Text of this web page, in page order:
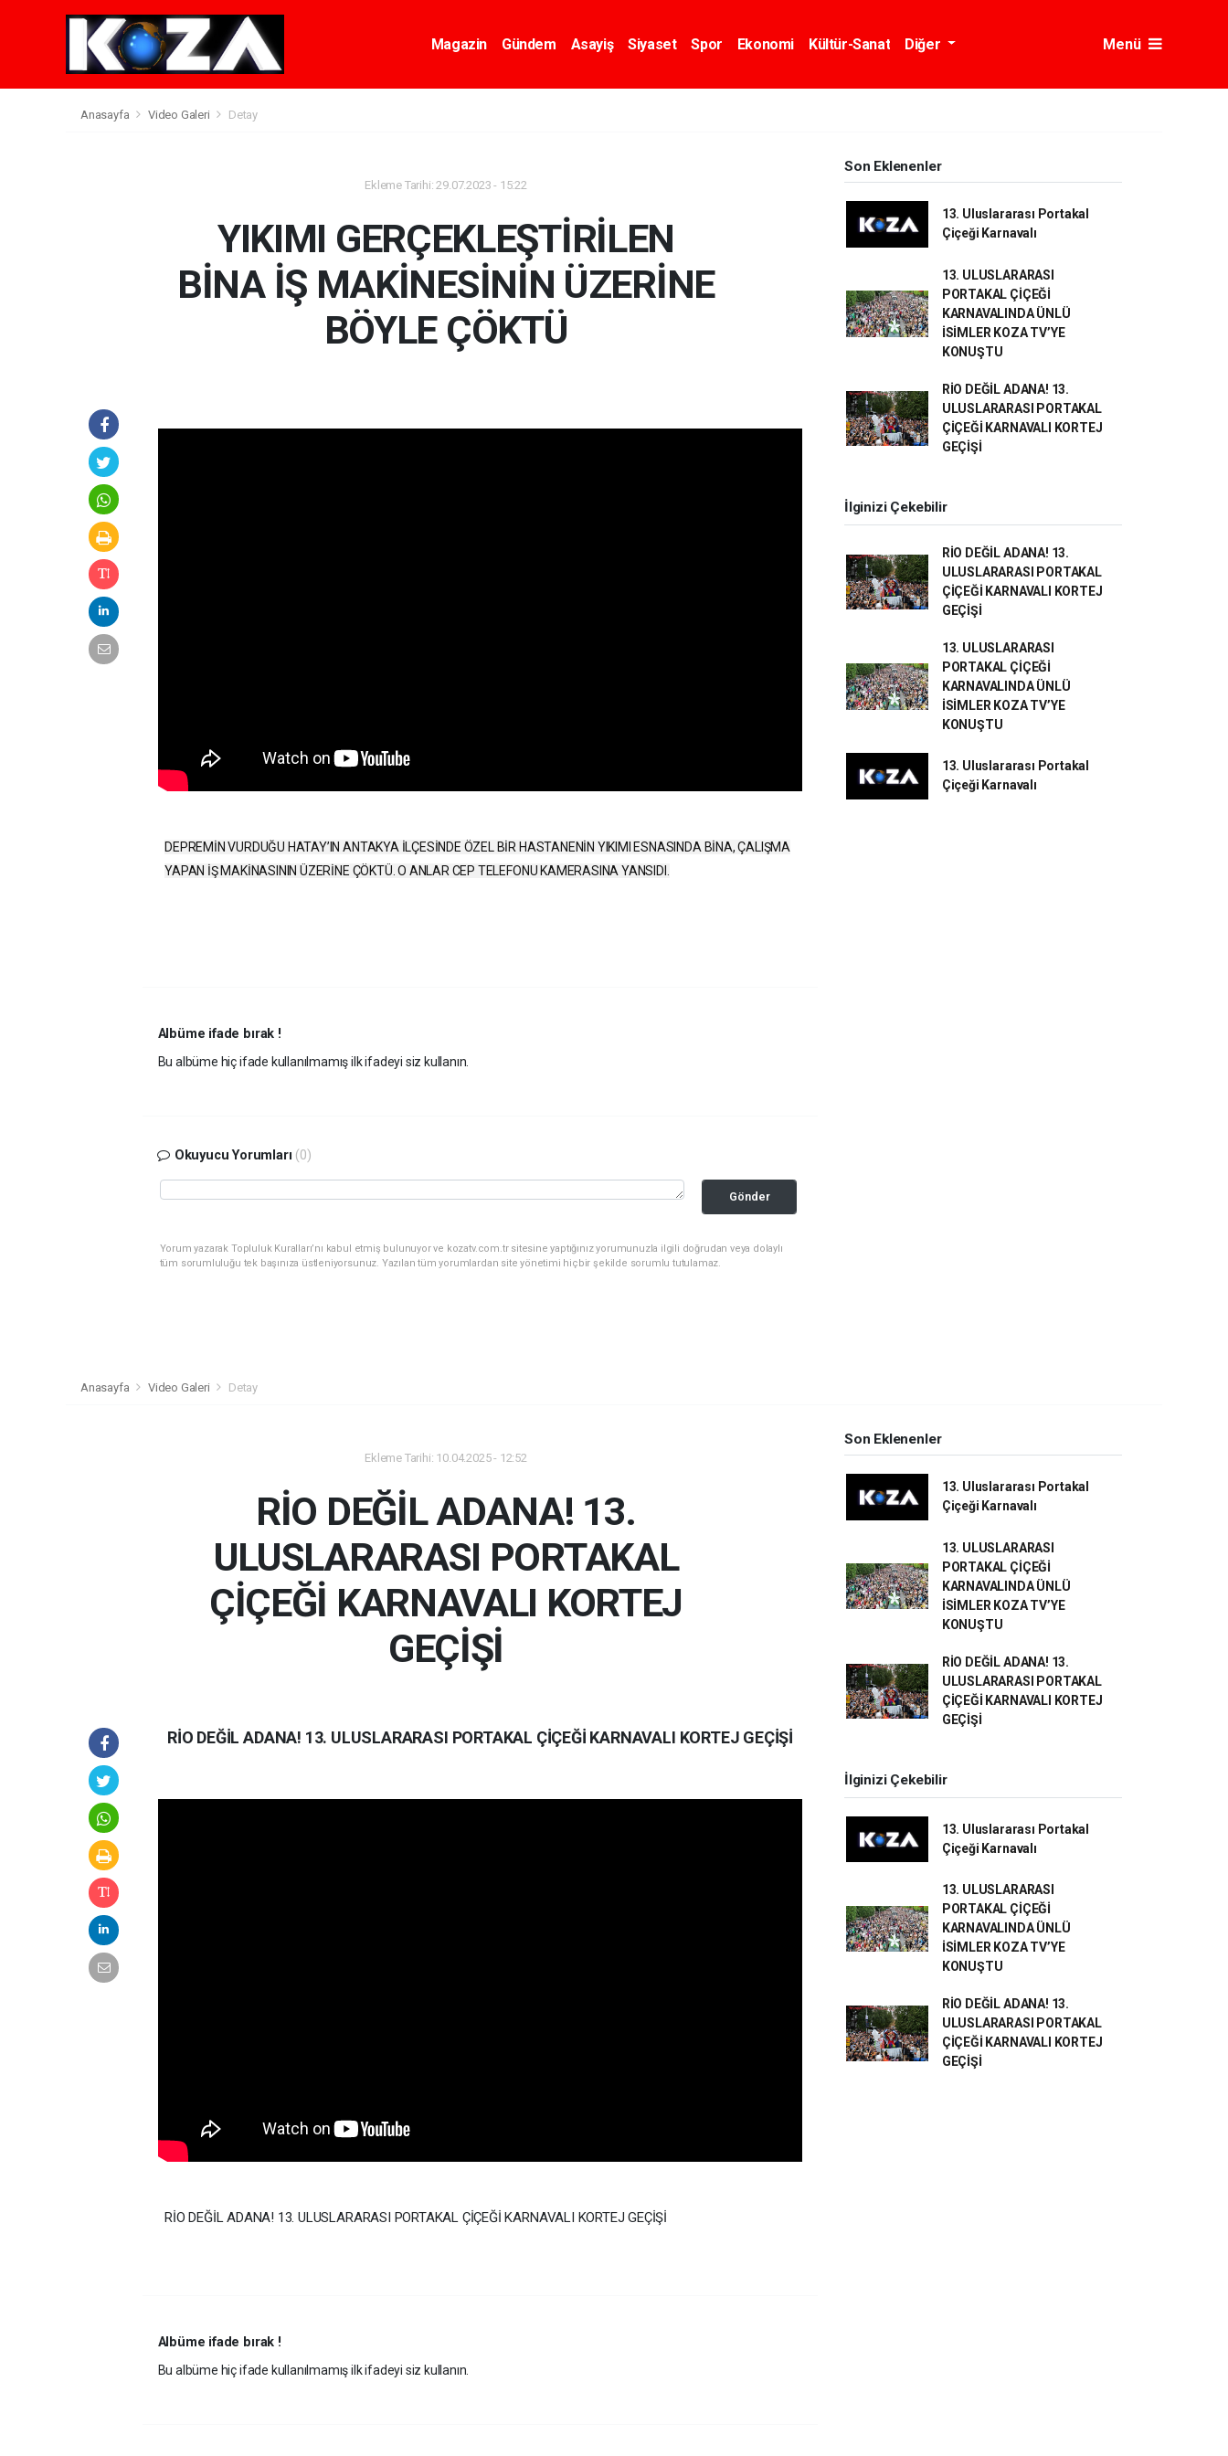
Magazin Gündem Asayiş Siyaset Spor Ekonomi Kültür-Sanat Diğer Menü
Anasayfa Video Galeri Detay
Ekleme Tarihi: 29.07.2023 - 15:22
YIKIMI GERÇEKLEŞTİRİLEN
BİNA İŞ MAKİNESİNİN ÜZERİNE
BÖYLE ÇÖKTÜ
DEPREMİN VURDUĞU HATAY’IN ANTAKYA İLÇESİNDE ÖZEL BİR HASTANENİN YIKIMI ESNASINDA BİNA, ÇALIŞMA
YAPAN İŞ MAKİNASININ ÜZERİNE ÇÖKTÜ. O ANLAR CEP TELEFONU KAMERASINA YANSIDI.
Albüme ifade bırak !
Bu albüme hiç ifade kullanılmamış ilk ifadeyi siz kullanın.
Okuyucu Yorumları (0)
Gönder
Yorum yazarak Topluluk Kuralları’nı kabul etmiş bulunuyor ve kozatv.com.tr sitesine yaptığınız yorumunuzla ilgili doğrudan veya dolaylı
tüm sorumluluğu tek başınıza üstleniyorsunuz. Yazılan tüm yorumlardan site yönetimi hiçbir şekilde sorumlu tutulamaz.
Son Eklenenler
13. Uluslararası Portakal
Çiçeği Karnavalı
13. ULUSLARARASI
PORTAKAL ÇİÇEĞİ
KARNAVALINDA ÜNLÜ
İSİMLER KOZA TV’YE
KONUŞTU
RİO DEĞİL ADANA! 13.
ULUSLARARASI PORTAKAL
ÇİÇEĞİ KARNAVALI KORTEJ
GEÇİŞİ
İlginizi Çekebilir
RİO DEĞİL ADANA! 13.
ULUSLARARASI PORTAKAL
ÇİÇEĞİ KARNAVALI KORTEJ
GEÇİŞİ
13. ULUSLARARASI
PORTAKAL ÇİÇEĞİ
KARNAVALINDA ÜNLÜ
İSİMLER KOZA TV’YE
KONUŞTU
13. Uluslararası Portakal
Çiçeği Karnavalı
Anasayfa Video Galeri Detay
Ekleme Tarihi: 10.04.2025 - 12:52
RİO DEĞİL ADANA! 13.
ULUSLARARASI PORTAKAL
ÇİÇEĞİ KARNAVALI KORTEJ
GEÇİŞİ
RİO DEĞİL ADANA! 13. ULUSLARARASI PORTAKAL ÇİÇEĞİ KARNAVALI KORTEJ GEÇİŞİ
RİO DEĞİL ADANA! 13. ULUSLARARASI PORTAKAL ÇİÇEĞİ KARNAVALI KORTEJ GEÇİŞİ
Albüme ifade bırak !
Bu albüme hiç ifade kullanılmamış ilk ifadeyi siz kullanın.
Son Eklenenler
13. Uluslararası Portakal
Çiçeği Karnavalı
13. ULUSLARARASI
PORTAKAL ÇİÇEĞİ
KARNAVALINDA ÜNLÜ
İSİMLER KOZA TV’YE
KONUŞTU
RİO DEĞİL ADANA! 13.
ULUSLARARASI PORTAKAL
ÇİÇEĞİ KARNAVALI KORTEJ
GEÇİŞİ
İlginizi Çekebilir
13. Uluslararası Portakal
Çiçeği Karnavalı
13. ULUSLARARASI
PORTAKAL ÇİÇEĞİ
KARNAVALINDA ÜNLÜ
İSİMLER KOZA TV’YE
KONUŞTU
RİO DEĞİL ADANA! 13.
ULUSLARARASI PORTAKAL
ÇİÇEĞİ KARNAVALI KORTEJ
GEÇİŞİ